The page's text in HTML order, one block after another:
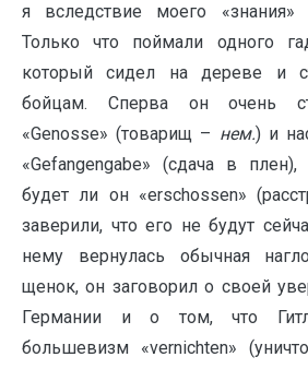
я вследствие моего «знания»
Только что поймали одного
который сидел на дереве и
бойцам. Сперва он очень
«Genosse» (товарищ – нем.) и
«Gefangengabe» (сдача в
будет ли он «erschossen»
заверили, что его не будут
нему вернулась обычная
щенок, он заговорил о своей
Германии и о том, что
большевизм «vernichten»